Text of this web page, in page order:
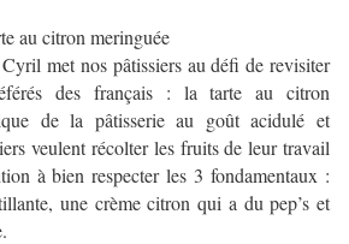
au citron meringuée
met nos pâtissiers au défi de revisiter
des français : la tarte au citron
de la pâtisserie au goût acidulé et
veulent récolter les fruits de leur travail
à bien respecter les 3 fondamentaux :
une crème citron qui a du pep’s et